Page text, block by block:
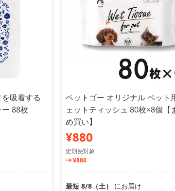
吸着する
88枚
ペットゴー オリジナル ペット
ェットティッシュ 80枚×8個【
め買い】
¥880
定期便対象
¥880
最短 8/8（土） にお届け